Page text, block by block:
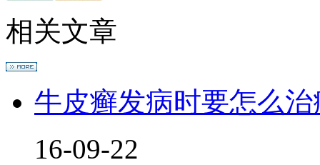
相关文章
牛皮癣发病时要怎么治
16-09-22